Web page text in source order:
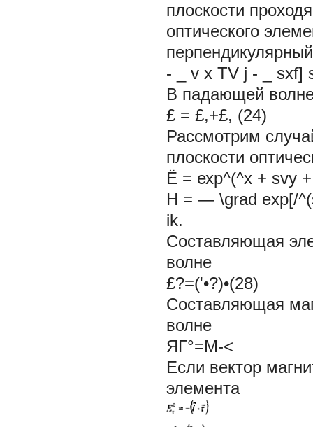
плоскости
оптического
- _ v х TV j - _ sxf]
В падающей
£ = £,+£, (24)
Рассмотрим
плоскости
Ё = ехр^(^х + svy
Н = — \grad exp[/
ik.
Составляющая
волне
£?=('•?)•(28)
Составляющая
волне
ЯГ°=М-<
Если вектор
элемента